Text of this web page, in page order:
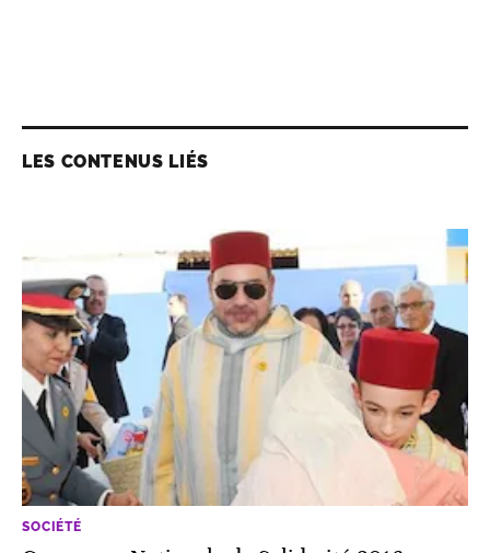
LES CONTENUS LIÉS
SOCIÉTÉ